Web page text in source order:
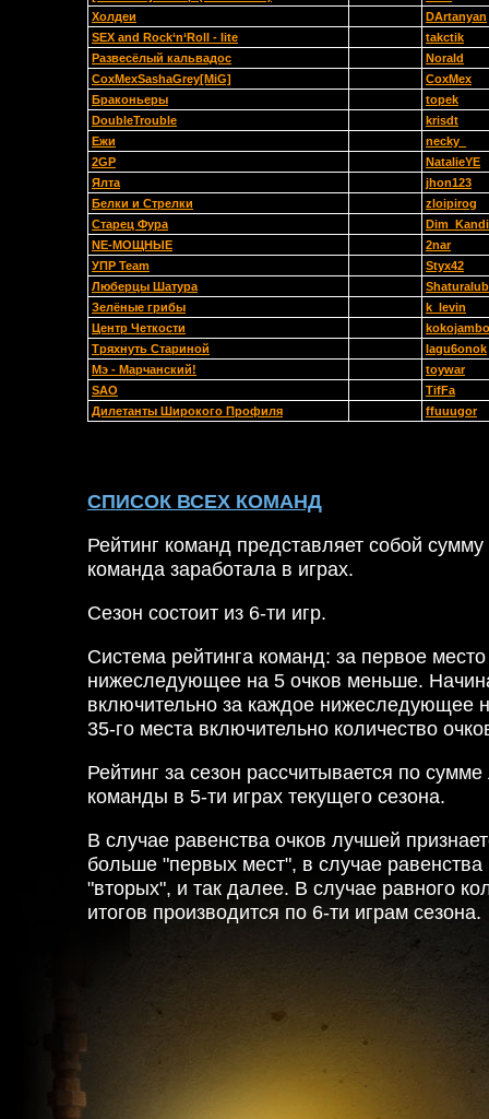
Холдеи
DArtanyan
SEX and Rock‘n‘Roll - lite
takctik
Развесёлый кальвадос
Norald
CoxMexSashaGrey[MiG]
CoxMex
Браконьеры
topek
DoubleTrouble
krisdt
Ежи
necky_
2GP
NatalieYE
Ялта
jhon123
Белки и Стрелки
zloipirog
Старец Фура
NE-МОЩНЫЕ
2nar
УПР Team
Styx42
Люберцы Шатура
Зелёные грибы
k_levin
Центр Четкости
kokojambo
Тряхнуть Стариной
lagu6onok
Мэ - Марчанский!
toywar
SAO
TifFa
Дилетанты Широкого Профиля
ffuuugor
СПИСОК ВСЕХ КОМАНД
Рейтинг команд представляет собой
команда заработала в играх.
Сезон состоит из 6-ти игр.
Система рейтинга команд: за первое
нижеследующее на 5 очков меньше.
включительно за каждое нижеследующее
35-го места включительно количество
Рейтинг за сезон рассчитывается по
команды в 5-ти играх текущего сезона.
В случае равенства очков лучшей
больше "первых мест", в случае равенства
"вторых", и так далее. В случае равного
итогов производится по 6-ти играм сезона.